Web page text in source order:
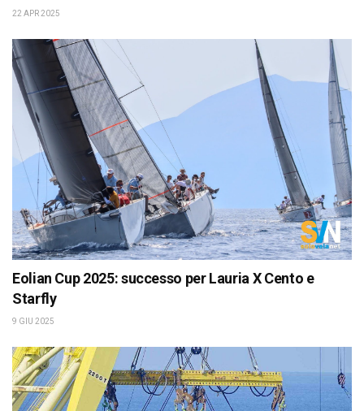
22 APR 2025
Eolian Cup 2025: successo per Lauria X Cento e
Starfly
9 GIU 2025